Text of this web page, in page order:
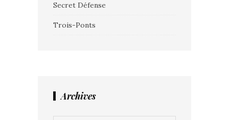
Secret Défense
Trois-Ponts
Archives